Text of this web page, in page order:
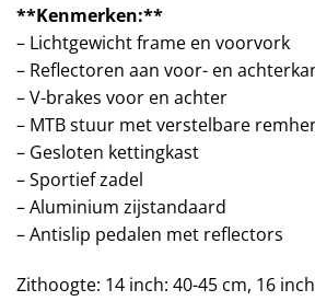
**Kenmerken:**
– Lichtgewicht frame en voorvork
– Reflectoren aan voor- en
– V-brakes voor en achter
– MTB stuur met verstelbare
– Gesloten kettingkast
– Sportief zadel
– Aluminium zijstandaard
– Antislip pedalen met reflectors
Zithoogte: 14 inch: 40-45 cm, 16